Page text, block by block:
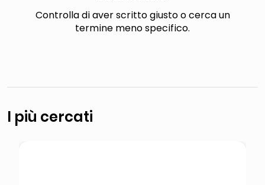
asciuga capelli spazzola
Controlla di aver scritto giusto o cerca un
termine meno specifico.
I più cercati